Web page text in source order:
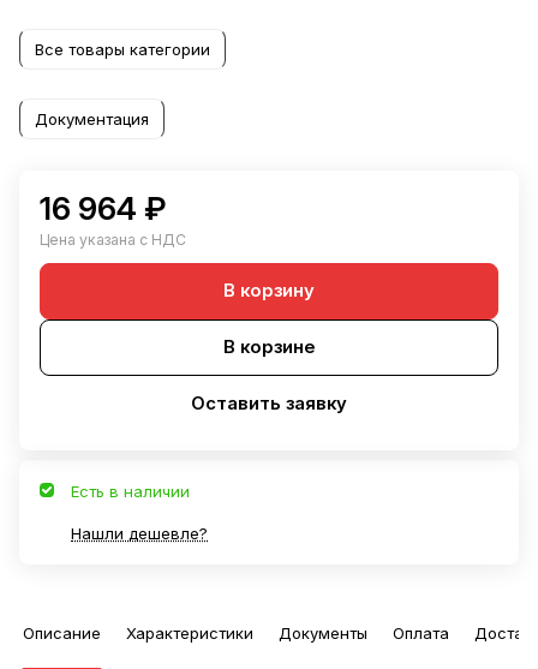
Все товары категории
Документация
16 964 ₽
Цена указана с НДС
В корзину
В корзине
Оставить заявку
Есть в наличии
Нашли дешевле?
Описание Характеристики Документы Оплата